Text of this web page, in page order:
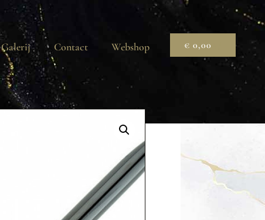
Galerij Contact Webshop € 0,00